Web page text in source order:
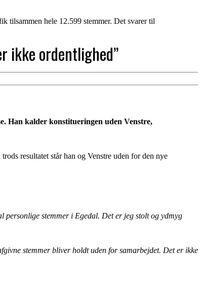
tilsammen hele 12.599 stemmer. Det svarer til
ikke ordentlighed”
Han kalder konstitueringen uden Venstre,
resultatet står han og Venstre uden for den nye
personlige stemmer i Egedal. Det er jeg stolt og ydmyg
stemmer bliver holdt uden for samarbejdet. Det er ikke